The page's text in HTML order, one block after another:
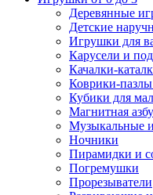
Деревянные
Детские
Игрушки для
Карусели и
Качалки-
Коврики-
Кубики для
Магнитная
Музыкальные
Ночники
Пирамидки и
Погремушки
Прорезыватели